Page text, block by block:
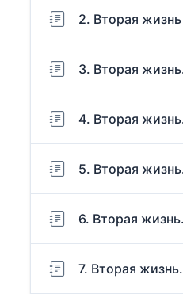
2. Вторая жизнь
3. Вторая
4. Вторая
5. Вторая
6. Вторая
7. Вторая